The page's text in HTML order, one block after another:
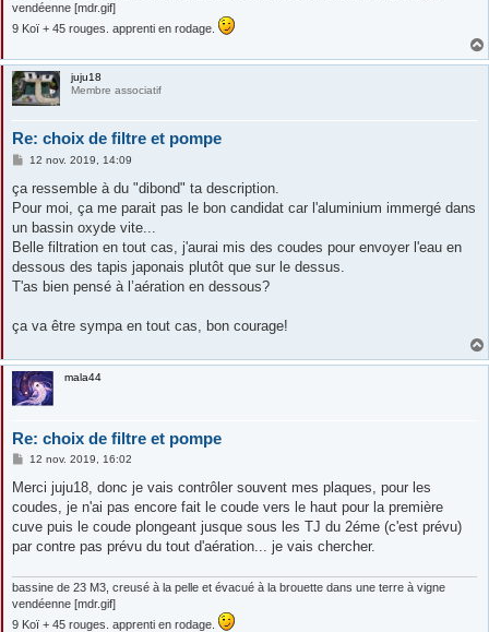
vendéenne [mdr.gif]
9 Koï + 45 rouges. apprenti en rodage.
juju18
Membre associatif
Re: choix de filtre et pompe
M
s
a
g
12 nov. 2019, 14:09
ça ressemble à du "dibond" ta description.
Pour moi, ça me parait pas le bon candidat car l'aluminium immergé dans
un bassin oxyde vite...
Belle filtration en tout cas, j'aurai mis des coudes pour envoyer l'eau en
dessous des tapis japonais plutôt que sur le dessus.
T'as bien pensé à l’aération en dessous?
ça va être sympa en tout cas, bon courage!
mala44
Re: choix de filtre et pompe
M
s
a
g
12 nov. 2019, 16:02
Merci juju18, donc je vais contrôler souvent mes plaques, pour les
coudes, je n'ai pas encore fait le coude vers le haut pour la première
cuve puis le coude plongeant jusque sous les TJ du 2éme (c'est prévu)
par contre pas prévu du tout d'aération... je vais chercher.
bassine de 23 M3, creusé à la pelle et évacué à la brouette dans une terre à vigne
vendéenne [mdr.gif]
9 Koï + 45 rouges. apprenti en rodage.